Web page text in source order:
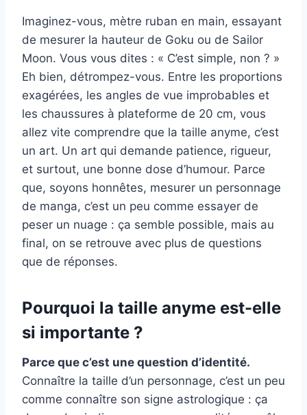
Imaginez-vous, mètre ruban en main, essayant
de mesurer la hauteur de Goku ou de Sailor
Moon. Vous vous dites : « C’est simple, non ? »
Eh bien, détrompez-vous. Entre les proportions
exagérées, les angles de vue improbables et
les chaussures à plateforme de 20 cm, vous
allez vite comprendre que la taille anyme, c’est
un art. Un art qui demande patience, rigueur,
et surtout, une bonne dose d’humour. Parce
que, soyons honnêtes, mesurer un personnage
de manga, c’est un peu comme essayer de
peser un nuage : ça semble possible, mais au
final, on se retrouve avec plus de questions
que de réponses.
Pourquoi la taille anyme est-elle
si importante ?
Parce que c’est une question d’identité.
Connaître la taille d’un personnage, c’est un peu
comme connaître son signe astrologique : ça